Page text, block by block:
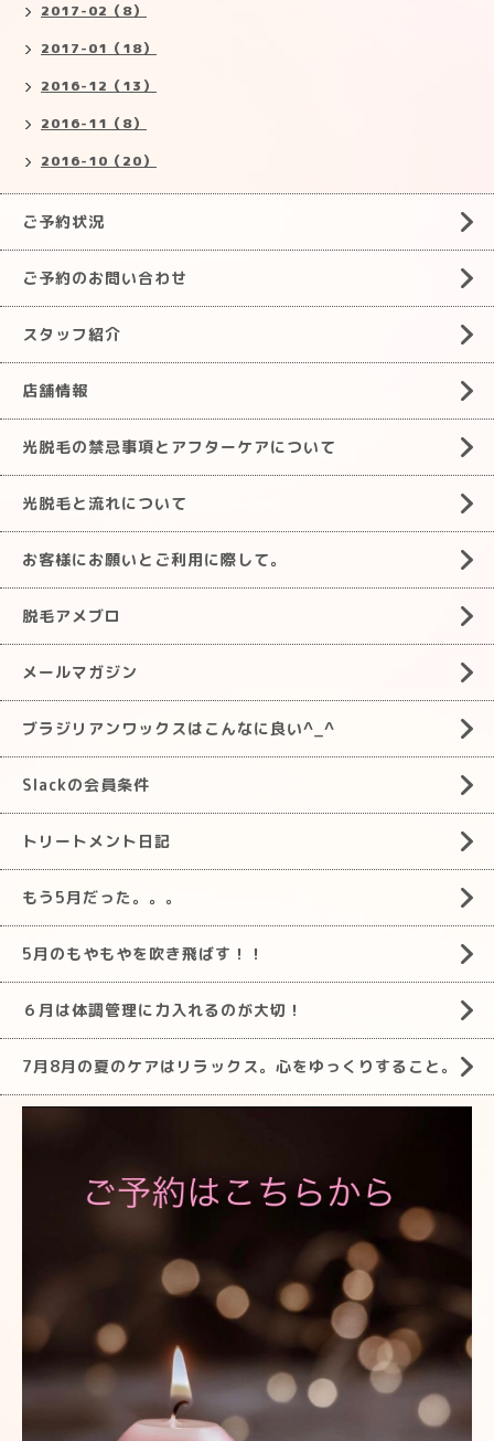
2017-02（8）
2017-01（18）
2016-12（13）
2016-11（8）
2016-10（20）
ご予約状況
ご予約のお問い合わせ
スタッフ紹介
店舗情報
光脱毛の禁忌事項とアフターケアについて
光脱毛と流れについて
お客様にお願いとご利用に際して。
脱毛アメブロ
メールマガジン
ブラジリアンワックスはこんなに良い^_^
Slackの会員条件
トリートメント日記
もう5月だった。。。
5月のもやもやを吹き飛ばす！！
６月は体調管理に力入れるのが大切！
7月8月の夏のケアはリラックス。心をゆっくりすること。